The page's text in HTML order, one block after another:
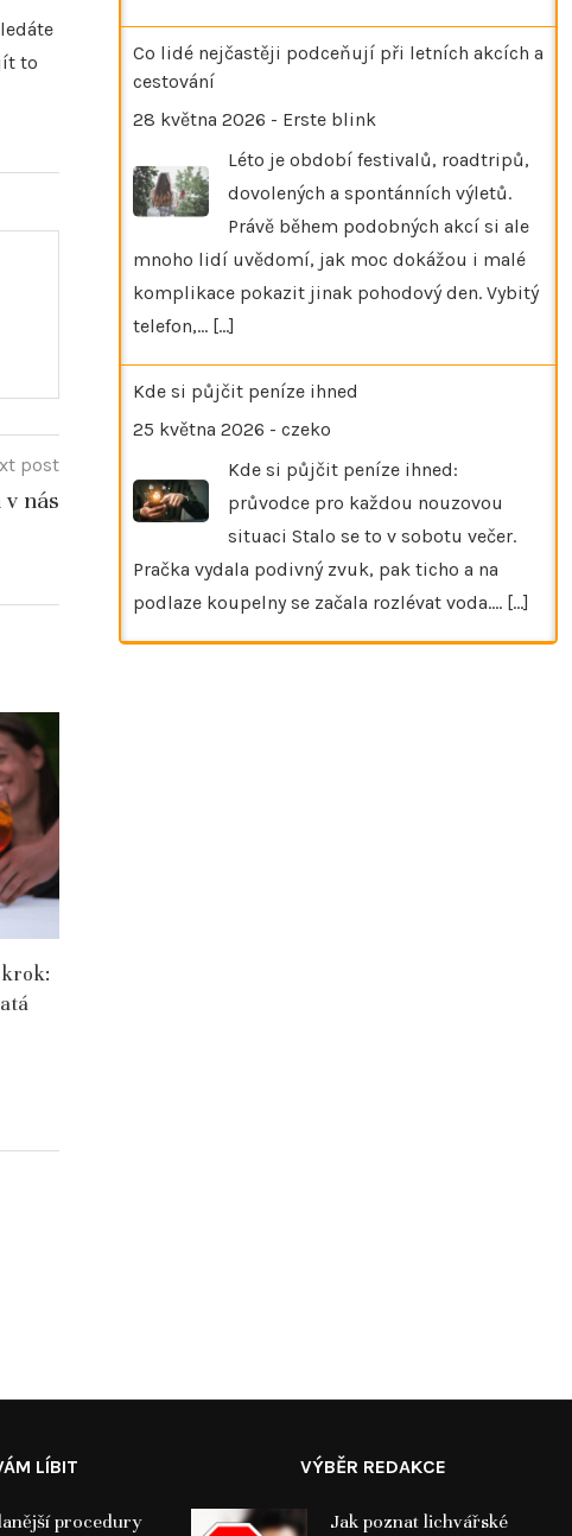
to
post
nás
Co lidé nejčastěji podceňují při letních akcích a
cestování
28 května 2026 - Erste blink
Léto je období festivalů, roadtripů,
dovolených a spontánních výletů.
Právě během podobných akcí si ale
mnoho lidí uvědomí, jak moc dokážou i malé
komplikace pokazit jinak pohodový den. Vybitý
telefon,… [...]
Kde si půjčit peníze ihned
25 května 2026 - czeko
Kde si půjčit peníze ihned:
průvodce pro každou nouzovou
situaci Stalo se to v sobotu večer.
Pračka vydala podivný zvuk, pak ticho a na
podlaze koupelny se začala rozlévat voda.… [...]
LÍBIT
procedury
VÝBĚR REDAKCE
Jak poznat lichvářské